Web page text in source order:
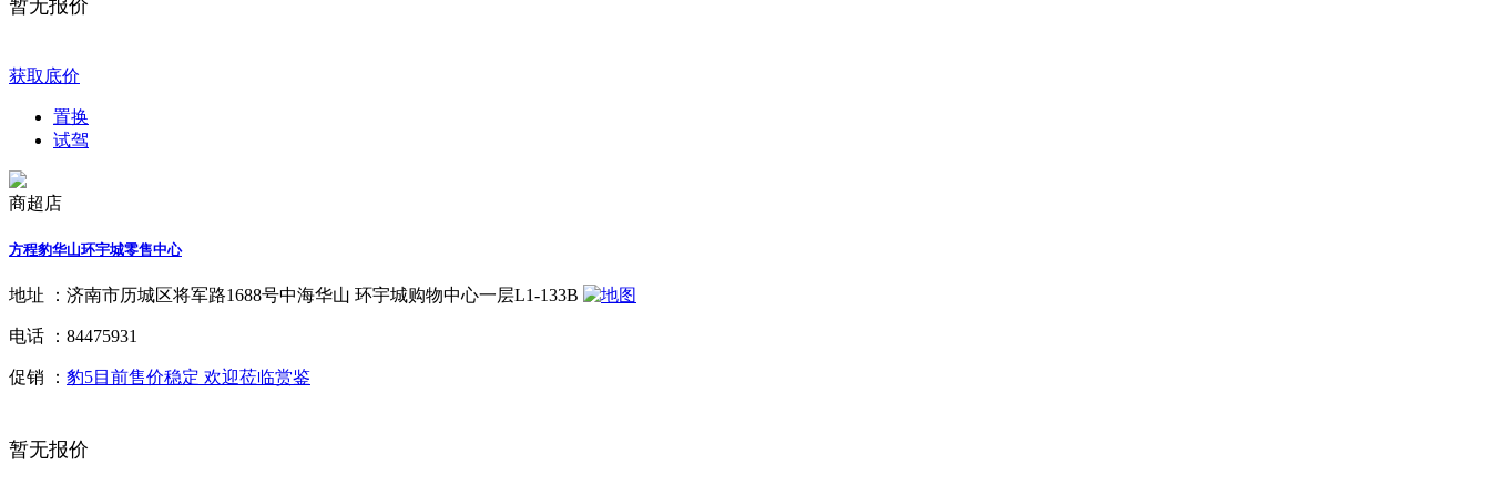
暂无报价
获取底价
置换
试驾
商超店
方程豹华山环宇城零售中心
地址 ： 济南市历城区将军路1688号中海华山 环宇城购物中心一层L1-133B
电话 ： 84475931
促销 ： 豹5目前售价稳定 欢迎莅临赏鉴
暂无报价